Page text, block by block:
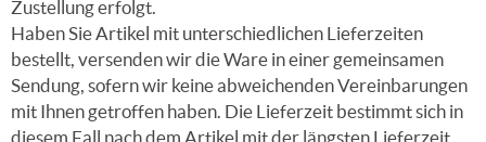
Zustellung erfolgt.
Haben Sie Artikel mit unterschiedlichen Lieferzeiten
bestellt, versenden wir die Ware in einer gemeinsamen
Sendung, sofern wir keine abweichenden Vereinbarungen
mit Ihnen getroffen haben. Die Lieferzeit bestimmt sich in
diesem Fall nach dem Artikel mit der längsten Lieferzeit